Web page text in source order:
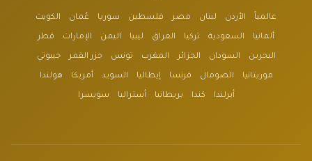
عالمياً الأردن لبنان مصر فلسطين سوريا عُمان الكويت
ألمانيا السعودية تركيا العراق ليبيا اليمن الإمارات قطر
البحرين السودان الجزائر المغرب تونس جزر القمر جيبوتي
موريتانيا الصومال فرنسا إيطاليا السويد أمريكا هولندا
أيرلندا كندا بريطانيا أستراليا سويسرا